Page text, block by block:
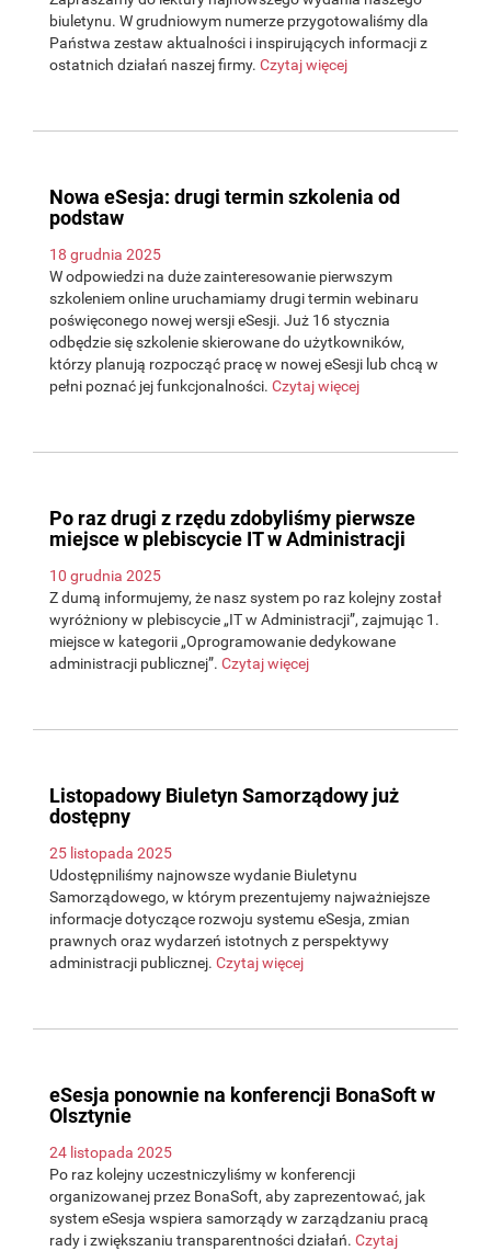
biuletynu. W grudniowym numerze przygotowaliśmy dla
Państwa zestaw aktualności i inspirujących informacji z
ostatnich działań naszej firmy. Czytaj więcej
Nowa eSesja: drugi termin szkolenia od
podstaw
18 grudnia 2025
W odpowiedzi na duże zainteresowanie pierwszym
szkoleniem online uruchamiamy drugi termin webinaru
poświęconego nowej wersji eSesji. Już 16 stycznia
odbędzie się szkolenie skierowane do użytkowników,
którzy planują rozpocząć pracę w nowej eSesji lub chcą w
pełni poznać jej funkcjonalności. Czytaj więcej
Po raz drugi z rzędu zdobyliśmy pierwsze
miejsce w plebiscycie IT w Administracji
10 grudnia 2025
Z dumą informujemy, że nasz system po raz kolejny został
wyróżniony w plebiscycie „IT w Administracji”, zajmując 1.
miejsce w kategorii „Oprogramowanie dedykowane
administracji publicznej”. Czytaj więcej
Listopadowy Biuletyn Samorządowy już
dostępny
25 listopada 2025
Udostępniliśmy najnowsze wydanie Biuletynu
Samorządowego, w którym prezentujemy najważniejsze
informacje dotyczące rozwoju systemu eSesja, zmian
prawnych oraz wydarzeń istotnych z perspektywy
administracji publicznej. Czytaj więcej
eSesja ponownie na konferencji BonaSoft w
Olsztynie
24 listopada 2025
Po raz kolejny uczestniczyliśmy w konferencji
organizowanej przez BonaSoft, aby zaprezentować, jak
system eSesja wspiera samorządy w zarządzaniu pracą
rady i zwiększaniu transparentności działań. Czytaj